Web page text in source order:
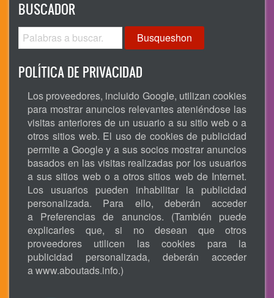
BUSCADOR
Busqueshon
POLÍTICA DE PRIVACIDAD
Los proveedores, incluido Google, utilizan cookies
para mostrar anuncios relevantes ateniéndose las
visitas anteriores de un usuario a su sitio web o a
otros sitios web. El uso de cookies de publicidad
permite a Google y a sus socios mostrar anuncios
basados en las visitas realizadas por los usuarios
a sus sitios web o a otros sitios web de Internet.
Los usuarios pueden inhabilitar la publicidad
personalizada. Para ello, deberán acceder
a Preferencias de anuncios. (También puede
explicarles que, si no desean que otros
proveedores utilicen las cookies para la
publicidad personalizada, deberán acceder
awww.aboutads.info.)